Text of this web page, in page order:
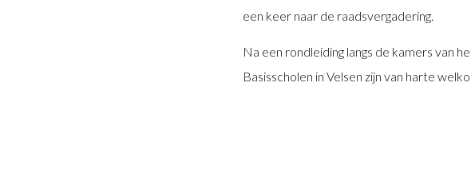
een keer naar de raadsvergadering.
Na een rondleiding langs de kamers van
Basisscholen in Velsen zijn van harte